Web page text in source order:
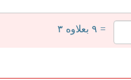
= ۹ بعلاوه ۳